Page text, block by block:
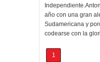
año con una gran
Sudamericana y
codearse con la
1